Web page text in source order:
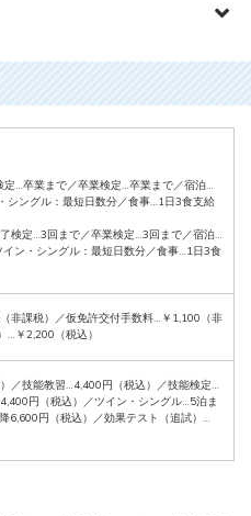
…卒業まで／卒業検定…卒業まで／宿泊…
シングル：最短日数分／食事…1日3食支給
検定…3回まで／卒業検定…3回まで／宿泊…
ン・シングル：最短日数分／食事…1日3食
非課税）／仮免許交付手数料…￥1,100（非
…￥2,200（税込）
／技能教習…4,400円（税込）／技能検定…
円（税込）／ツイン・シングル…5泊ま
6,600円（税込）／効果テスト（追試）…